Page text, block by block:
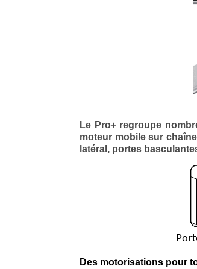
Le Pro+ regroupe
moteur mobile sur
latéral, portes
Des motorisations pour